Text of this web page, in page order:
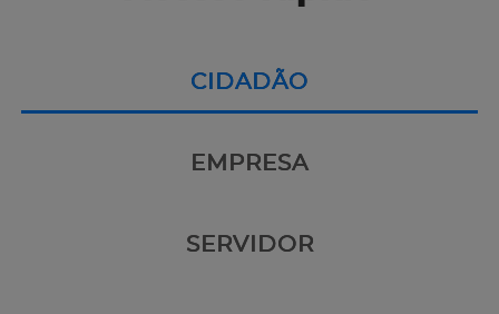
CIDADÃO
EMPRESA
SERVIDOR